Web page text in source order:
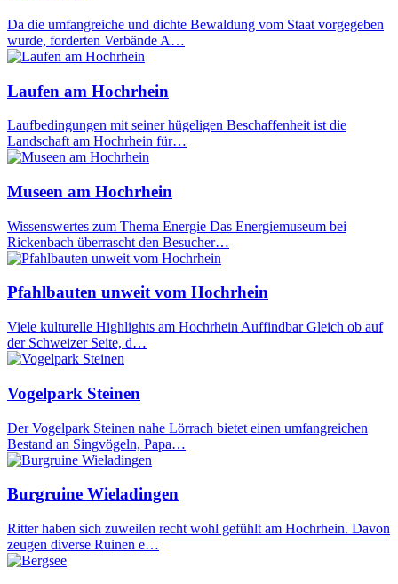
Da die umfangreiche und dichte Bewaldung vom Staat vorgegeben
wurde, forderten Verbände A…
Laufen am Hochrhein
Laufbedingungen mit seiner hügeligen Beschaffenheit ist die
Landschaft am Hochrhein für…
Museen am Hochrhein
Wissenswertes zum Thema Energie Das Energiemuseum bei
Rickenbach überrascht den Besucher…
Pfahlbauten unweit vom Hochrhein
Viele kulturelle Highlights am Hochrhein Auffindbar Gleich ob auf
der Schweizer Seite, d…
Vogelpark Steinen
Der Vogelpark Steinen nahe Lörrach bietet einen umfangreichen
Bestand an Singvögeln, Papa…
Burgruine Wieladingen
Ritter haben sich zuweilen recht wohl gefühlt am Hochrhein. Davon
zeugen diverse Ruinen e…